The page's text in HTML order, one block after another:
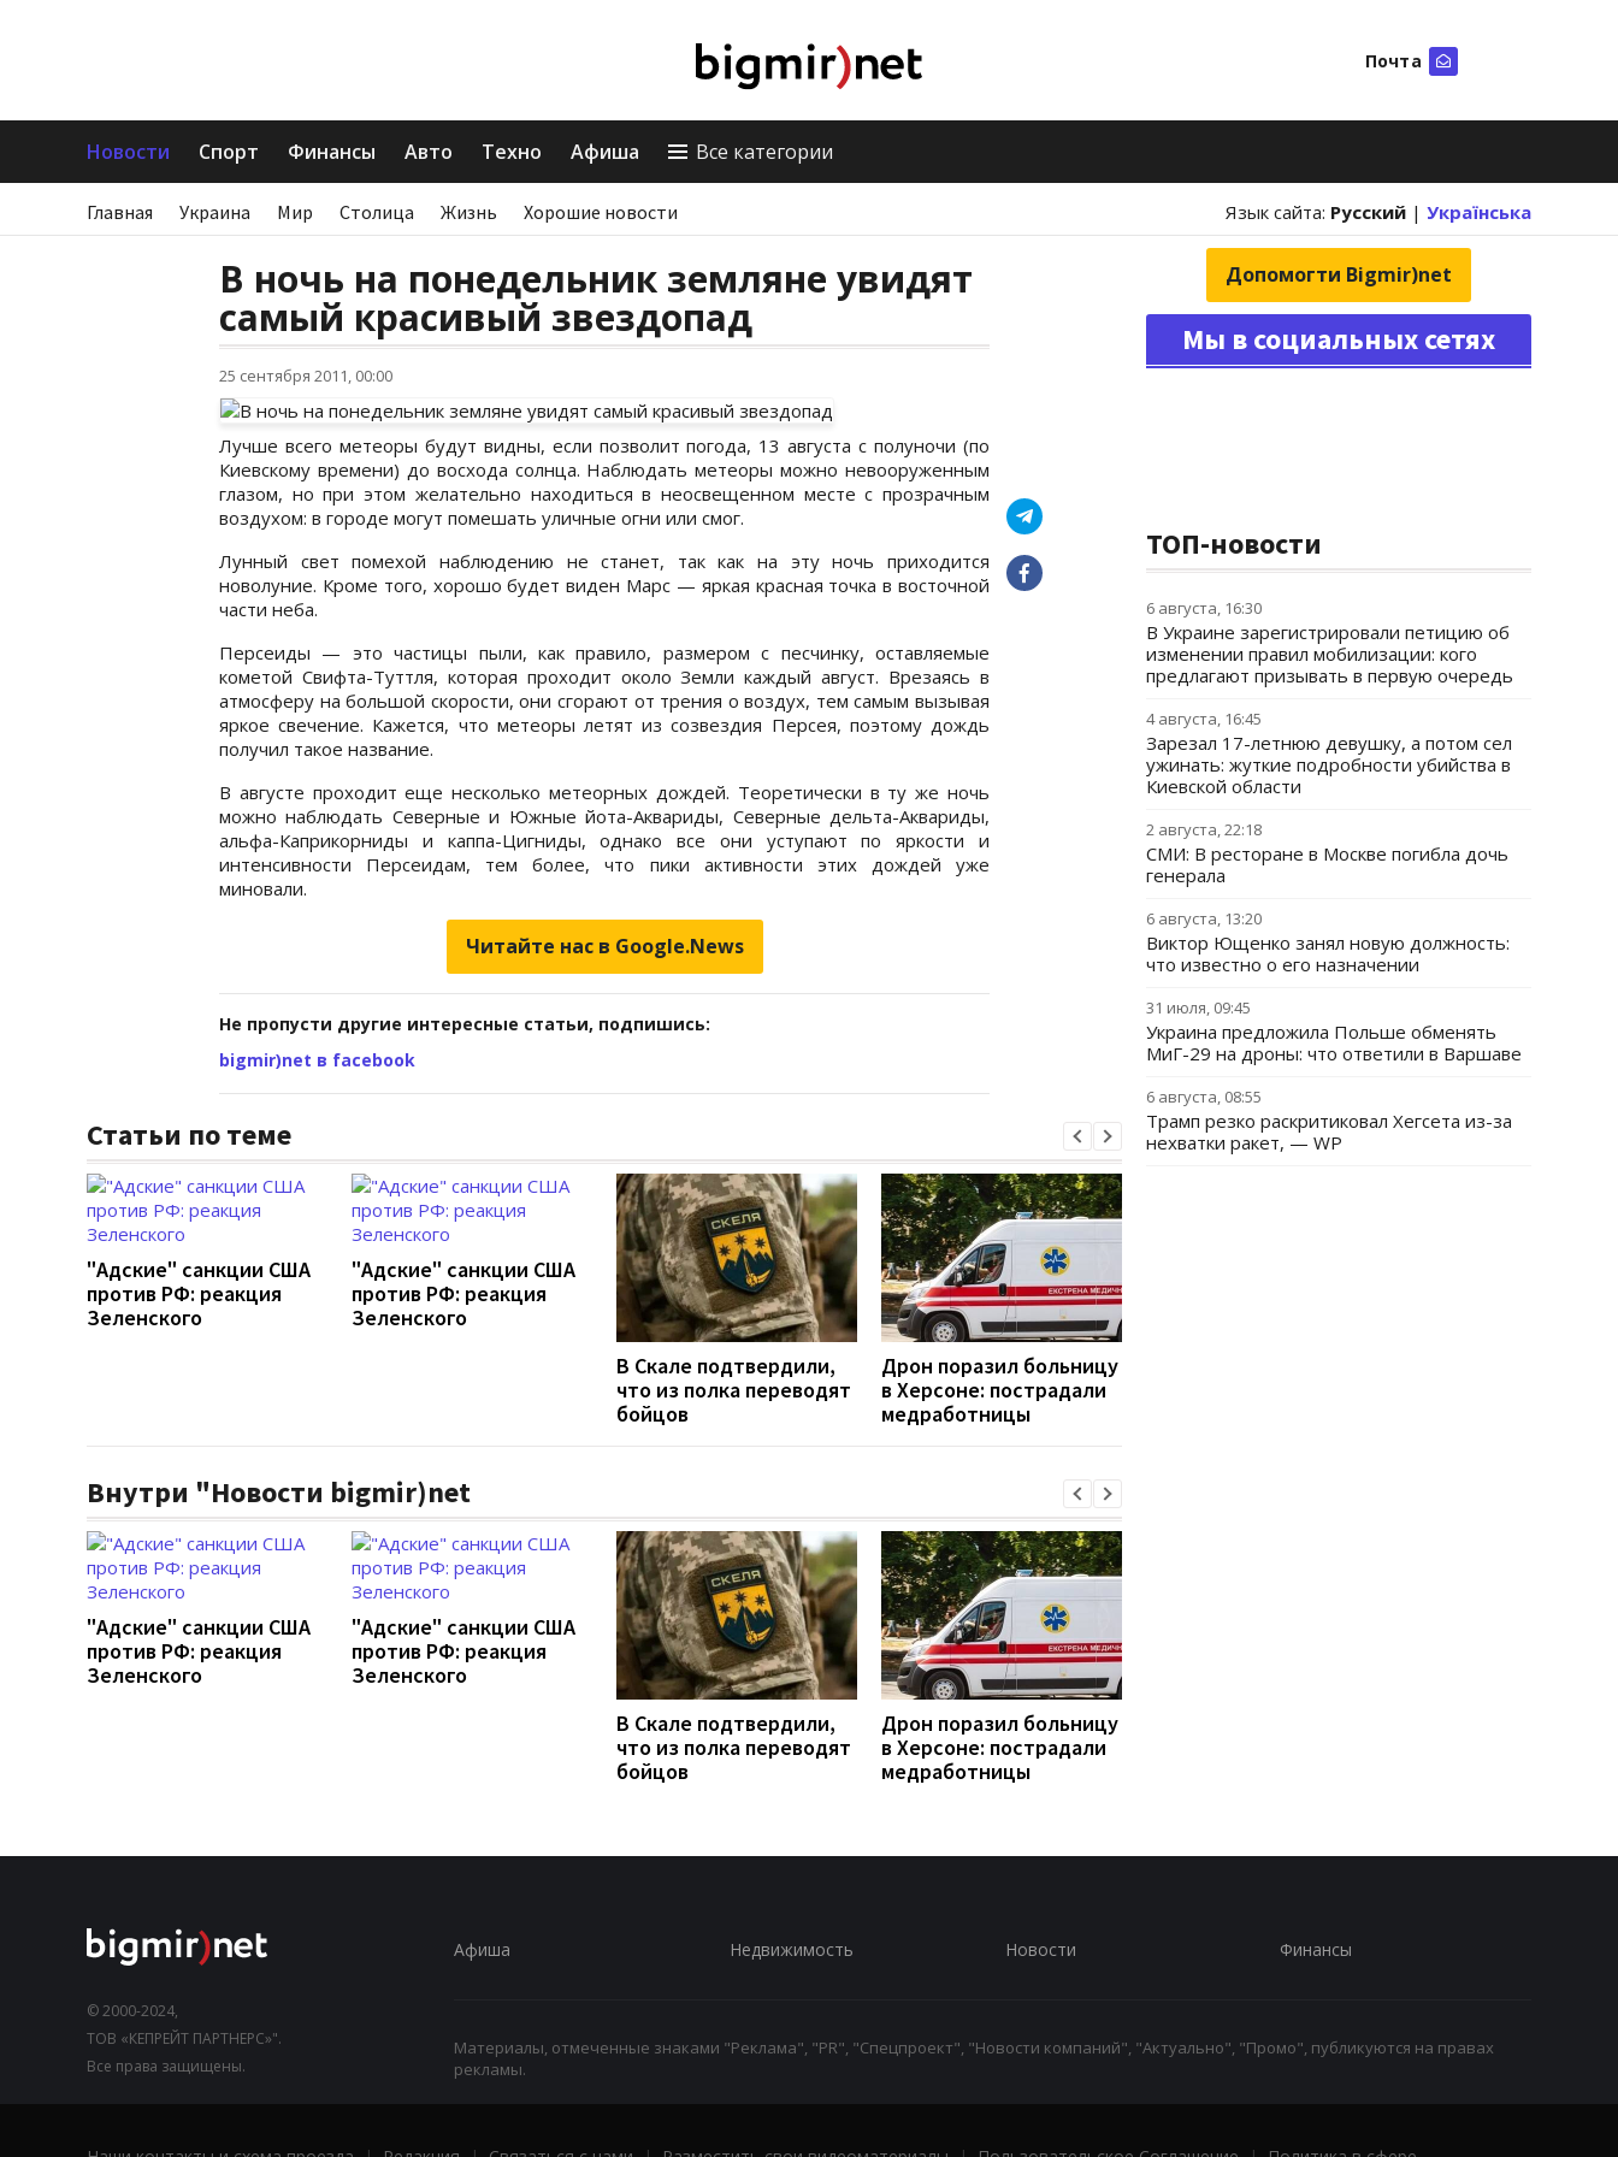
Почта
Новости Спорт Финансы Авто Техно Афиша Все категории
Главная Украина Мир Столица Жизнь Хорошие новости Язык сайта: Русский | Українська
В ночь на понедельник земляне увидят
самый красивый звездопад
25 сентября 2011, 00:00
Лучше всего метеоры будут видны, если позволит погода, 13 августа с полуночи (по
Киевскому времени) до восхода солнца. Наблюдать метеоры можно невооруженным
глазом, но при этом желательно находиться в неосвещенном месте с прозрачным
воздухом: в городе могут помешать уличные огни или смог.
Лунный свет помехой наблюдению не станет, так как на эту ночь приходится
новолуние. Кроме того, хорошо будет виден Марс — яркая красная точка в восточной
части неба.
Персеиды — это частицы пыли, как правило, размером с песчинку, оставляемые
кометой Свифта-Туттля, которая проходит около Земли каждый август. Врезаясь в
атмосферу на большой скорости, они сгорают от трения о воздух, тем самым вызывая
яркое свечение. Кажется, что метеоры летят из созвездия Персея, поэтому дождь
получил такое название.
В августе проходит еще несколько метеорных дождей. Теоретически в ту же ночь
можно наблюдать Северные и Южные йота-Аквариды, Северные дельта-Аквариды,
альфа-Каприкорниды и каппа-Цигниды, однако все они уступают по яркости и
интенсивности Персеидам, тем более, что пики активности этих дождей уже
миновали.
Читайте нас в Google.News
Не пропусти другие интересные статьи, подпишись:
bigmir)net в facebook
Статьи по теме
"Адские" санкции США
против РФ: реакция
Зеленского
"Адские" санкции США
против РФ: реакция
Зеленского
В Скале подтвердили,
что из полка переводят
бойцов
Дрон поразил больницу
в Херсоне: пострадали
медработницы
Внутри "Новости bigmir)net
"Адские" санкции США
против РФ: реакция
Зеленского
"Адские" санкции США
против РФ: реакция
Зеленского
В Скале подтвердили,
что из полка переводят
бойцов
Дрон поразил больницу
в Херсоне: пострадали
медработницы
Допомогти Bigmir)net
Мы в социальных сетях
ТОП-новости
6 августа, 16:30
В Украине зарегистрировали петицию об
изменении правил мобилизации: кого
предлагают призывать в первую очередь
4 августа, 16:45
Зарезал 17-летнюю девушку, а потом сел
ужинать: жуткие подробности убийства в
Киевской области
2 августа, 22:18
СМИ: В ресторане в Москве погибла дочь
генерала
6 августа, 13:20
Виктор Ющенко занял новую должность:
что известно о его назначении
31 июля, 09:45
Украина предложила Польше обменять
МиГ-29 на дроны: что ответили в Варшаве
6 августа, 08:55
Трамп резко раскритиковал Хегсета из-за
нехватки ракет, — WP
© 2000-2024,
ТОВ «КЕПРЕЙТ ПАРТНЕРС»".
Все права защищены.
Афиша Недвижимость Новости Финансы
Материалы, отмеченные знаками "Реклама", "PR", "Спецпроект", "Новости компаний", "Актуально", "Промо", публикуются на правах
рекламы.